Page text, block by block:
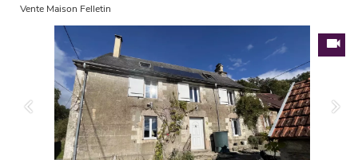
Vente Maison Felletin